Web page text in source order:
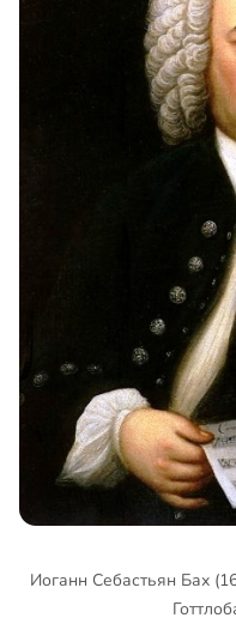
Иоганн Себастьян Бах